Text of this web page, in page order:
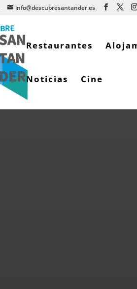
info@descubresantander.es
Restaurantes
Noticias Cine